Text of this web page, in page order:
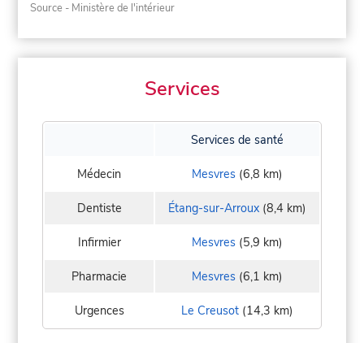
Source - Ministère de l'intérieur
Services
Services de santé
Médecin Mesvres (6,8 km)
Dentiste Étang-sur-Arroux (8,4 km)
Infirmier Mesvres (5,9 km)
Pharmacie Mesvres (6,1 km)
Urgences Le Creusot (14,3 km)